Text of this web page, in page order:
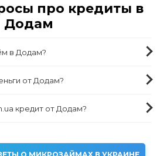
про кредиты в
Додам
в Додам?
от Додам?
кредит от Додам?